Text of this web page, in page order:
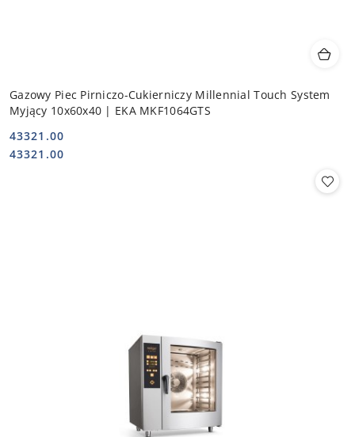
Gazowy Piec Pirniczo-Cukierniczy Millennial Touch System
Myjący 10x60x40 | EKA MKF1064GTS
Cena:
43321.00
Cena:
43321.00